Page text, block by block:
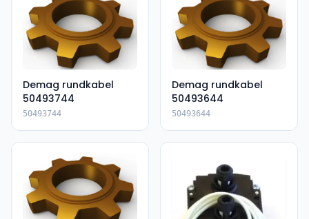
Demag rundkabel
50493744
50493744
Demag rundkabel
50493644
50493644